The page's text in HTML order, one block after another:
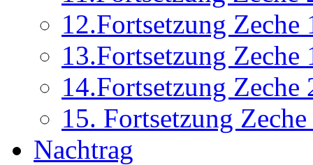
12.Fortsetzung Zeche
13.Fortsetzung Zeche
14.Fortsetzung Zeche
15. Fortsetzung
Nachtrag